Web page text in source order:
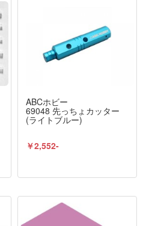
ABCホビー
69048 先っちょカッター
(ライトブルー)
￥2,552-